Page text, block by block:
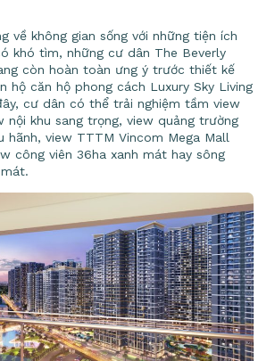
về không gian sống với những tiện ích
khó tìm, những cư dân The Beverly
còn hoàn toàn ưng ý trước thiết kế
hộ căn hộ phong cách Luxury Sky Living
cư dân có thể trải nghiệm tầm view
nội khu sang trọng, view quảng trường
hãnh, view TTTM Vincom Mega Mall
công viên 36ha xanh mát hay sông